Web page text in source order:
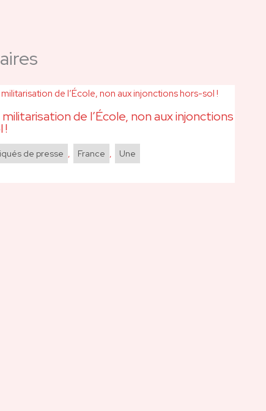
militarisation de l’École, non aux injonctions
!
de presse , France , Une